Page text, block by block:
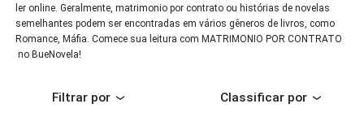
ler online. Geralmente, matrimonio por contrato ou histórias de novelas
semelhantes podem ser encontradas em vários gêneros de livros, como
Romance, Máfia. Comece sua leitura com MATRIMONIO POR CONTRATO
no BueNovela!
Filtrar por Classificar por